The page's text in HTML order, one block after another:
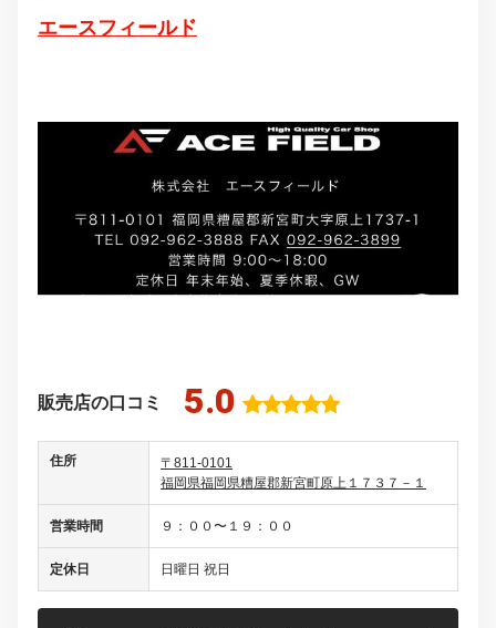
エースフィールド
販売店の口コミ 5.0
住所
〒811-0101
福岡県福岡県糟屋郡新宮町原上１７３７－１
営業時間 ９：００〜１９：００
定休日 日曜日 祝日